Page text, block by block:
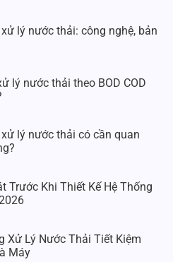
lý nước thải: công nghệ, bản
lý nước thải theo BOD COD
lý nước thải có cần quan
Trước Khi Thiết Kế Hệ Thống
Xử Lý Nước Thải Tiết Kiệm
Máy